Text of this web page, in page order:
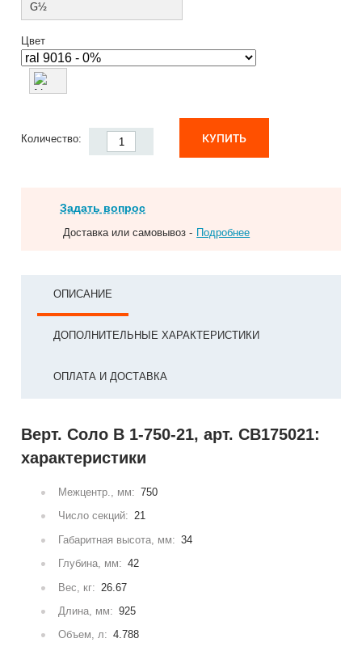
G½
Цвет
Количество: КУПИТЬ
Задать вопрос
Доставка или самовывоз - Подробнее
ОПИСАНИЕ
ДОПОЛНИТЕЛЬНЫЕ ХАРАКТЕРИСТИКИ
ОПЛАТА И ДОСТАВКА
Верт. Соло В 1-750-21, арт. СВ175021:
характеристики
Межцентр., мм: 750
Число секций: 21
Габаритная высота, мм: 34
Глубина, мм: 42
Вес, кг: 26.67
Длина, мм: 925
Объем, л: 4.788